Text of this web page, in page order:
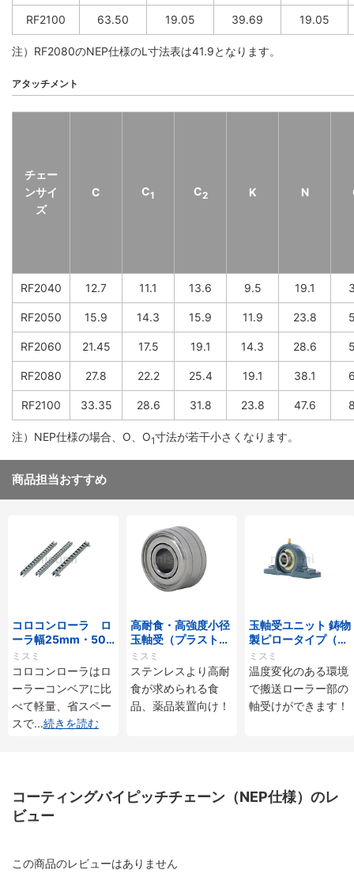
RF2100 63.50 19.05 39.69 19.05
注）RF2080のNEP仕様のL寸法表は41.9となります。
アタッチメント
チェー
ンサイ
ズ
C C1 C2 K N
RF2040 12.7 11.1 13.6 9.5 19.1
RF2050 15.9 14.3 15.9 11.9 23.8
RF2060 21.45 17.5 19.1 14.3 28.6
RF2080 27.8 22.2 25.4 19.1 38.1
RF2100 33.35 28.6 31.8 23.8 47.6
注）NEP仕様の場合、O、O1寸法が若干小さくなります。
商品担当おすすめ
コロコンローラ ロ
ーラ幅25mm・50
mmタイプ
ミスミ
コロコンローラはロ
ーラーコンベアに比
べて軽量、省スペー
スで...続きを読む
高耐食・高強度小径
玉軸受（プラストロ
ベアリング）
ミスミ
ステンレスより高耐
食が求められる食
品、薬品装置向け！
玉軸受ユニット 鋳物
製ピロータイプ（耐
熱用）
ミスミ
温度変化のある環境
で搬送ローラー部の
軸受けができます！
コーティングバイピッチチェーン（NEP仕様）のレ
ビュー
この商品のレビューはありません